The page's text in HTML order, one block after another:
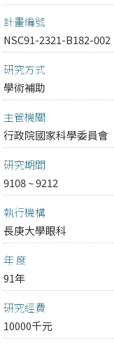
計畫編號
NSC91-2321-B182-002
研究方式
學術補助
主管機關
行政院國家科學委員會
研究期間
9108 ~ 9212
執行機構
長庚大學眼科
年 度
91年
研究經費
10000千元